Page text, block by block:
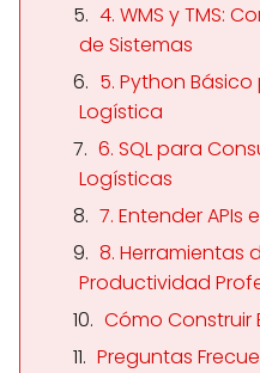
4. WMS y TMS:
de Sistemas
5. Python
Logística
6. SQL para
Logísticas
7. Entender APIs
8. Herramientas
Productividad
Cómo Construir
Preguntas